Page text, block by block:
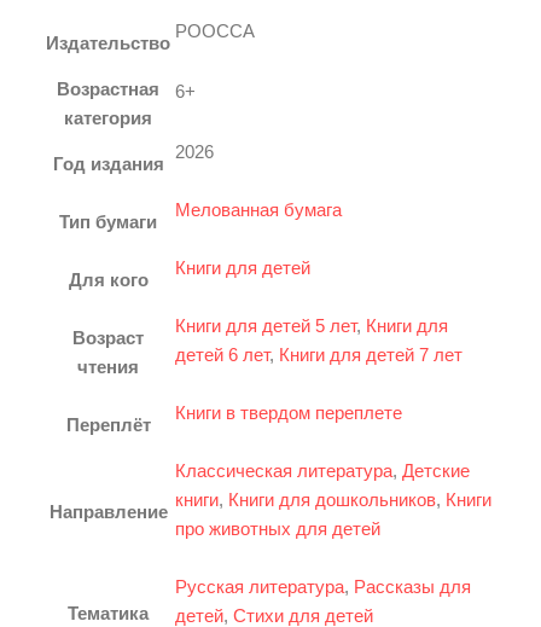
Нажмите, чтобы увеличить
Издательство
РООССА
Возрастная
категория
6+
Год издания
2026
Тип бумаги
Мелованная бумага
Для кого
Книги для детей
Возраст
чтения
Книги для детей 5 лет, Книги для
детей 6 лет, Книги для детей 7 лет
Переплёт
Книги в твердом переплете
Направление
Классическая литература, Детские
книги, Книги для дошкольников, Книги
про животных для детей
Тематика
Русская литература, Рассказы для
детей, Стихи для детей